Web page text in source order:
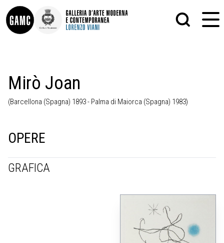
CONTATTI
DIDATTICA
SHOP
GLI AUTORI
LORENZO VIANI
MOSTRE
EVENTI
STAMPA
Mirò Joan
(Barcellona (Spagna) 1893 - Palma di Maiorca (Spagna) 1983)
OPERE
GRAFICA